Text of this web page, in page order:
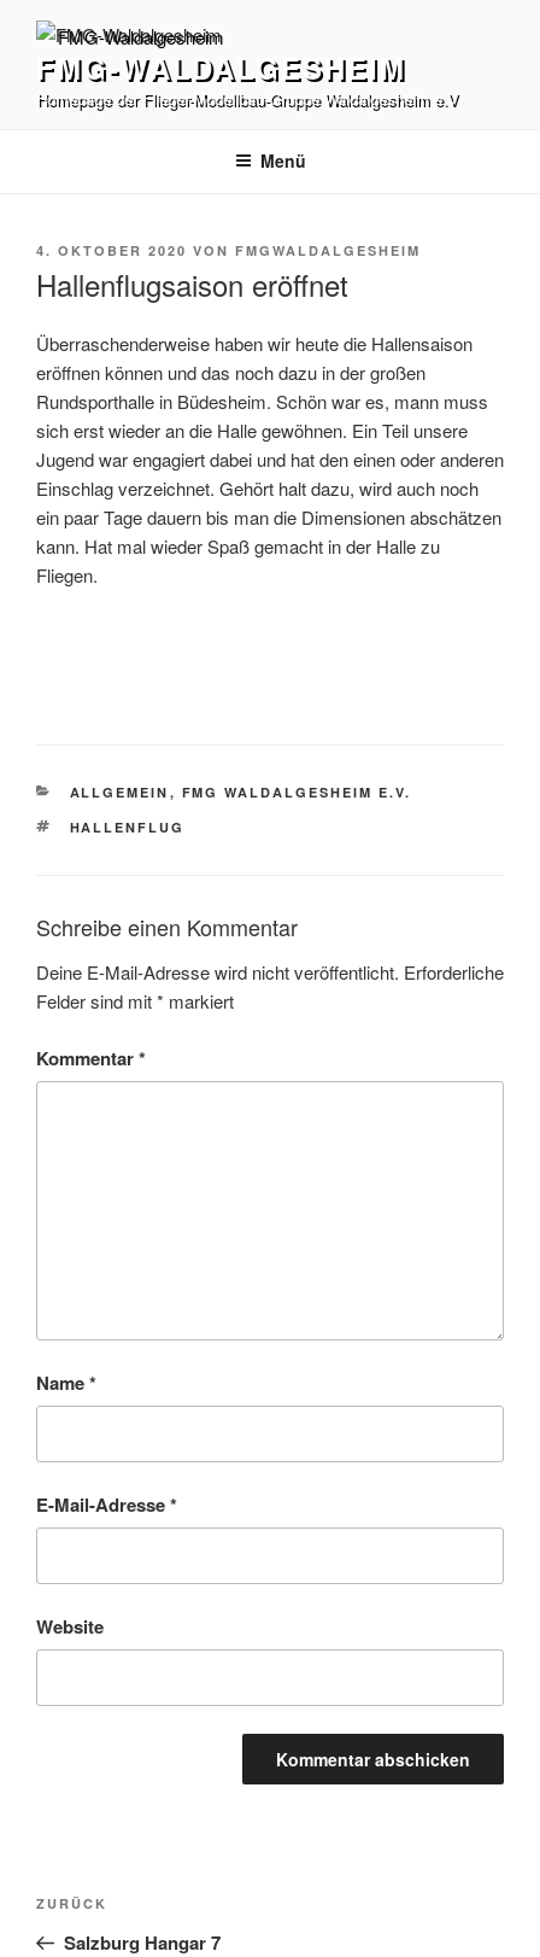
Inhalt
springenFMG-WALDALGESHEIM
Homepage der Flieger-Modellbau-Gruppe Waldalgesheim e.V
Menü
VERÖFFENTLICHT
4. OKTOBER 2020 VON FMGWALDALGESHEIM
Hallenflugsaison eröffnet
Überraschenderweise haben wir heute die Hallensaison
eröffnen können und das noch dazu in der großen
Rundsporthalle in Büdesheim. Schön war es, mann muss
sich erst wieder an die Halle gewöhnen. Ein Teil unsere
Jugend war engagiert dabei und hat den einen oder anderen
Einschlag verzeichnet. Gehört halt dazu, wird auch noch
ein paar Tage dauern bis man die Dimensionen abschätzen
kann. Hat mal wieder Spaß gemacht in der Halle zu
Fliegen.
KATEGORIEN
ALLGEMEIN , FMG WALDALGESHEIM E.V.
SCHLAGWÖRTER
HALLENFLUG
Schreibe einen Kommentar
Deine E-Mail-Adresse wird nicht veröffentlicht. Erforderliche
Felder sind mit* markiert
Kommentar*
Name*
E-Mail-Adresse*
Website
Beitragsnavigation
Vorheriger
Beitrag
ZURÜCK
Salzburg Hangar 7